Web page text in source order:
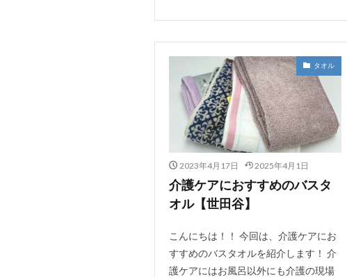
タオル
2023年4月17日 2025年4月1日
介護ケアにおすすめのバスタ
オル【世田谷】
こんにちは！！ 今回は、介護ケアにお
すすめのバスタオルを紹介します！ 介
護ケアにはお風呂以外にも介護の現場